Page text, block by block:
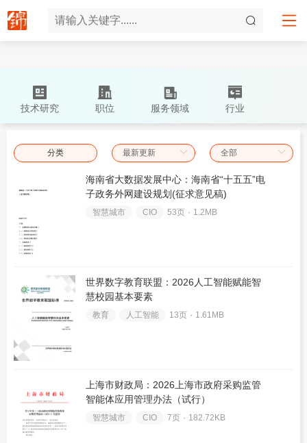
技术研究 职位 服务领域 行业
分类
海南省大数据发展中心：海南省“十五五”电
子政务外网建设规划(征求意见稿)
智慧城市 CIO 53页 ۰ 1.2MB
世界数字教育联盟：2026人工智能赋能智
慧校园基本要素
教育 人工智能 13页 ۰ 1.61MB
上海市财政局：2026上海市政府采购监管
智能体应用管理办法（试行）
智慧城市 CIO 7页 ۰ 182.72KB